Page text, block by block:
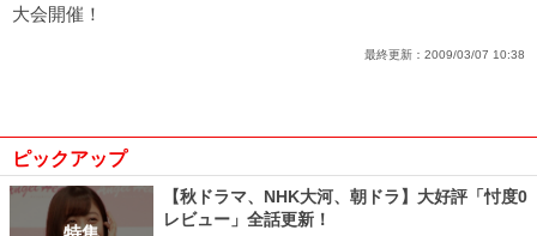
大会開催！
最終更新： 2009/03/07 10:38
ピックアップ
特集
【秋ドラマ、NHK大河、朝ドラ】大好評「忖度0
レビュー」全話更新！